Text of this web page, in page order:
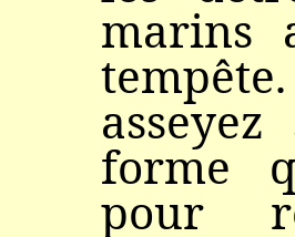
marins
forme
pour